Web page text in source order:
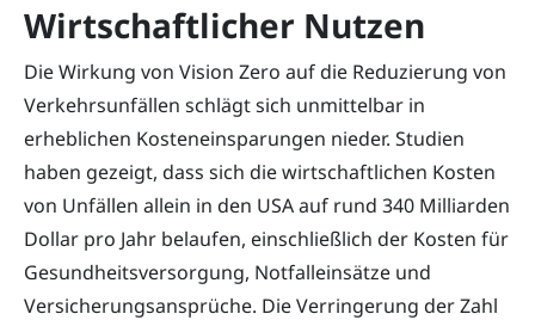
Wirtschaftlicher Nutzen
Die Wirkung von Vision Zero auf die Reduzierung von
Verkehrsunfällen schlägt sich unmittelbar in
erheblichen Kosteneinsparungen nieder. Studien
haben gezeigt, dass sich die wirtschaftlichen Kosten
von Unfällen allein in den USA auf rund 340 Milliarden
Dollar pro Jahr belaufen, einschließlich der Kosten für
Gesundheitsversorgung, Notfalleinsätze und
Versicherungsansprüche. Die Verringerung der Zahl